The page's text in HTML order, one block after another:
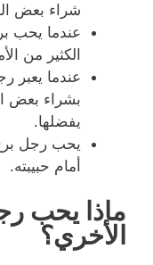
شراء بعض
عندما يحب
الكثير من
عندما يعبر
بشراء بعض
يفضلها.
يحب رجل
أمام حبيبته.
ماذا يحب
الأخري؟